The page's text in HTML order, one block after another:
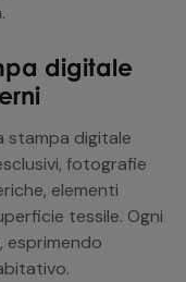
digitale
stampa digitale
fotografie
elementi
tessile. Ogni
esprimendo